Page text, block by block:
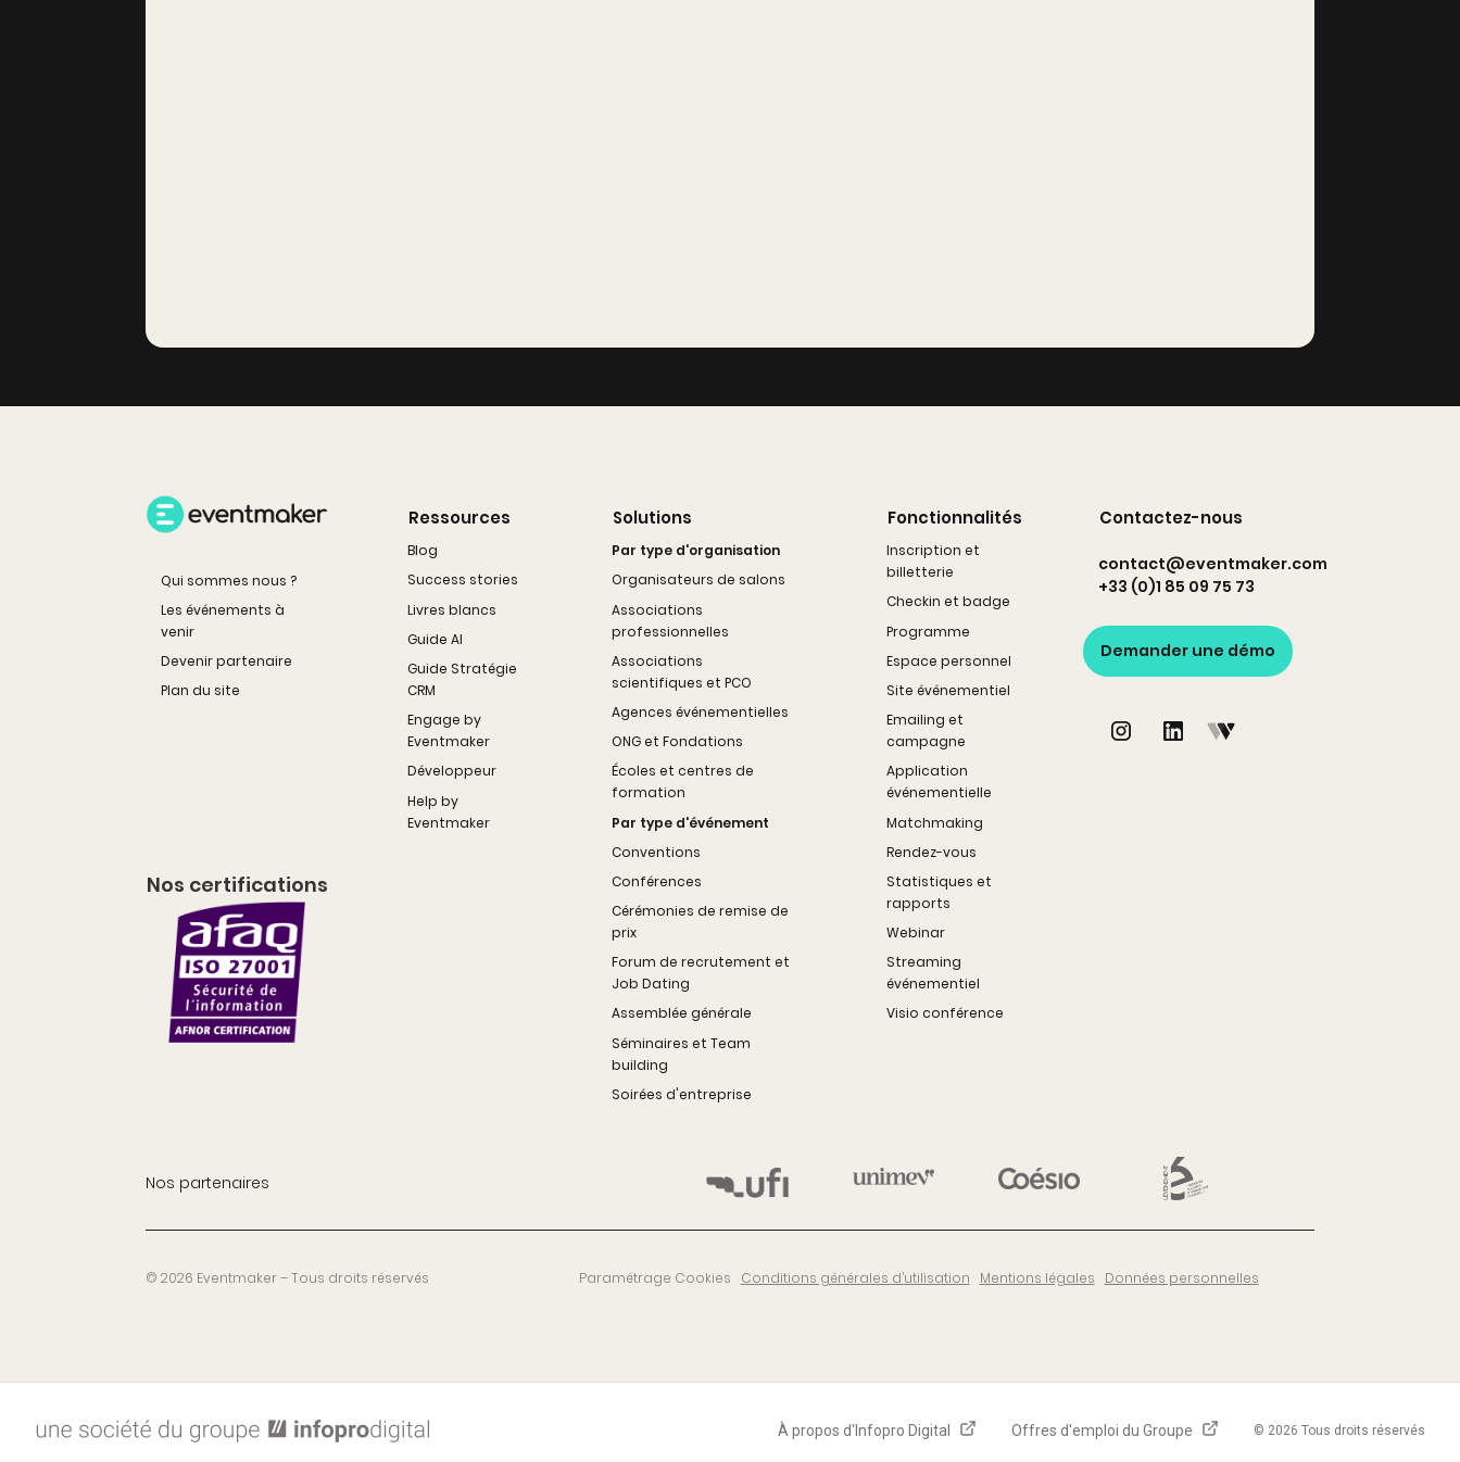
Qui sommes nous ?
Les événements à
venir
Devenir partenaire
Plan du site
Nos certifications
Ressources
Blog
Success stories
Livres blancs
Guide AI
Guide Stratégie
CRM
Engage by
Eventmaker
Développeur
Help by
Eventmaker
Solutions
Par type d'organisation
Organisateurs de salons
Associations
professionnelles
Associations
scientifiques et PCO
Agences événementielles
ONG et Fondations
Écoles et centres de
formation
Par type d'événement
Conventions
Conférences
Cérémonies de remise de
prix
Forum de recrutement et
Job Dating
Assemblée générale
Séminaires et Team
building
Soirées d'entreprise
Fonctionnalités
Inscription et
billetterie
Checkin et badge
Programme
Espace personnel
Site événementiel
Emailing et
campagne
Application
événementielle
Matchmaking
Rendez-vous
Statistiques et
rapports
Webinar
Streaming
événementiel
Visio conférence
Contactez-nous
contact@eventmaker.com
+33 (0)1 85 09 75 73
Demander une démo
Nos partenaires
© 2026 Eventmaker – Tous droits réservés Paramétrage Cookies Conditions générales d’utilisation Mentions légales Données personnelles